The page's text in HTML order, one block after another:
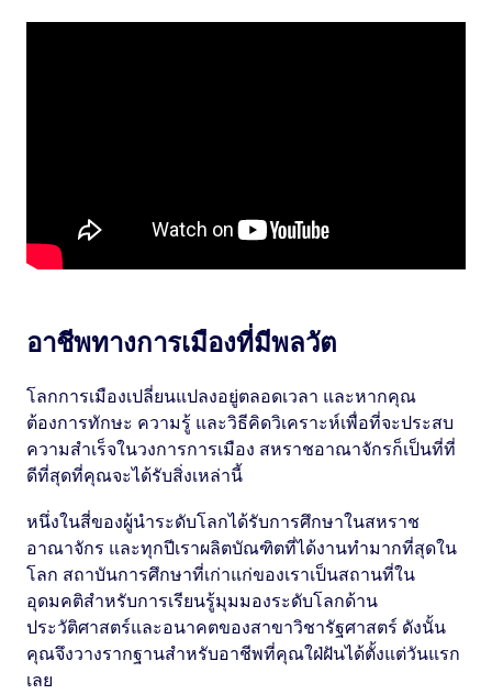
อาชีพทางการเมืองที่มีพลวัต
โลกการเมืองเปลี่ยนแปลงอยู่ตลอดเวลา และหากคุณ
ต้องการทักษะ ความรู้ และวิธีคิดวิเคราะห์เพื่อที่จะประสบ
ความสำเร็จในวงการการเมือง สหราชอาณาจักรก็เป็นที่ที่
ดีที่สุดที่คุณจะได้รับสิ่งเหล่านี้
หนึ่งในสี่ของผู้นำระดับโลกได้รับการศึกษาในสหราช
อาณาจักร และทุกปีเราผลิตบัณฑิตที่ได้งานทำมากที่สุดใน
โลก สถาบันการศึกษาที่เก่าแก่ของเราเป็นสถานที่ใน
อุดมคติสำหรับการเรียนรู้มุมมองระดับโลกด้าน
ประวัติศาสตร์และอนาคตของสาขาวิชารัฐศาสตร์ ดังนั้น
คุณจึงวางรากฐานสำหรับอาชีพที่คุณใฝ่ฝันได้ตั้งแต่วันแรก
เลย